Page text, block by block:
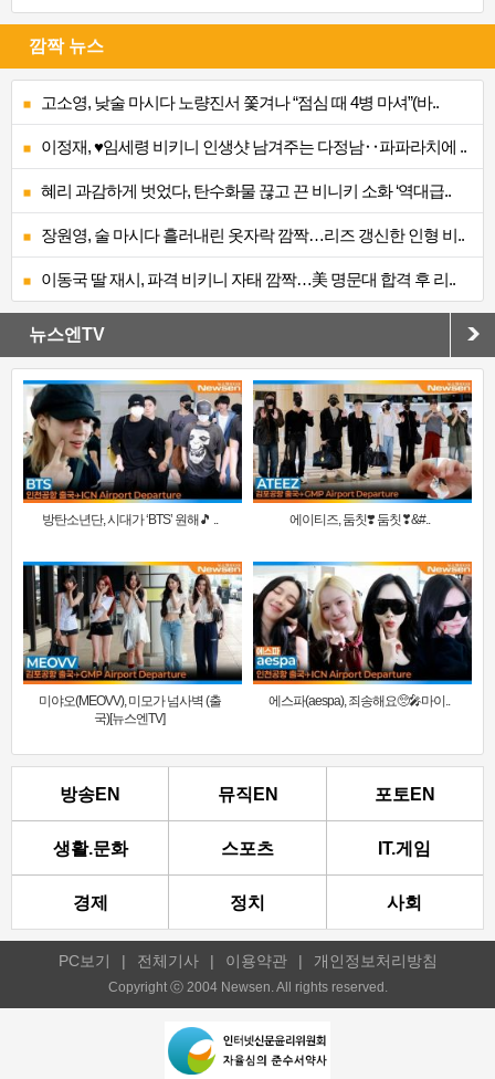
깜짝 뉴스
고소영, 낮술 마시다 노량진서 쫓겨나 “점심 때 4병 마셔”(바..
이정재, ♥임세령 비키니 인생샷 남겨주는 다정남‥파파라치에 ..
혜리 과감하게 벗었다, 탄수화물 끊고 끈 비니키 소화 ‘역대급..
장원영, 술 마시다 흘러내린 옷자락 깜짝…리즈 갱신한 인형 비..
이동국 딸 재시, 파격 비키니 자태 깜짝…美 명문대 합격 후 리..
뉴스엔TV
방탄소년단, 시대가 ‘BTS’ 원해🎵 .. 에이티즈, 둠칫❣️ 둠칫❣&#..
미야오(MEOVV), 미모가 넘사벽 (출
국)[뉴스엔TV]
에스파(aespa), 죄송해요🥺🎤마이..
방송EN 뮤직EN 포토EN
생활.문화 스포츠 IT.게임
경제 정치 사회
PC보기 | 전체기사 | 이용약관 | 개인정보처리방침
Copyright ⓒ 2004 Newsen. All rights reserved.